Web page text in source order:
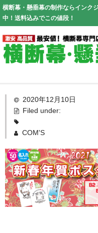
横断幕・懸垂幕の制作ならインク
中！送料込みでこの値段！
Top
幕仕様
お見積り
送料
よくある質問
2020年12月10日
Filed under:
COM'S